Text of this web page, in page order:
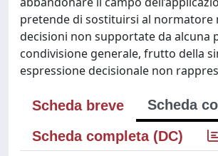
pretende di sostituirsi al normatore
decisioni non supportate da alcuna
condivisione generale, frutto della
espressione decisionale non
Scheda breve
Scheda
Scheda completa (DC)